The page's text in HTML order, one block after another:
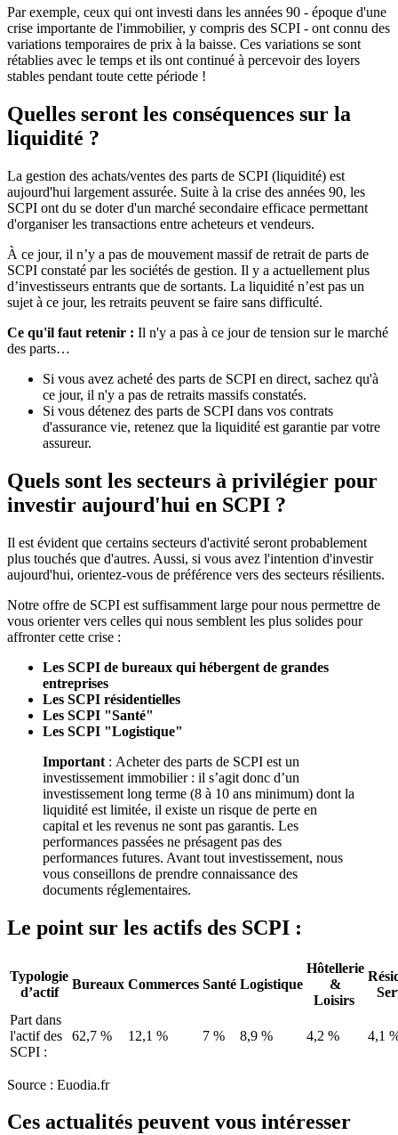
Par exemple, ceux qui ont investi dans les années 90 - époque d'une
crise importante de l'immobilier, y compris des SCPI - ont connu des
variations temporaires de prix à la baisse. Ces variations se sont
rétablies avec le temps et ils ont continué à percevoir des loyers
stables pendant toute cette période !
Quelles seront les conséquences sur la
liquidité ?
La gestion des achats/ventes des parts de SCPI (liquidité) est
aujourd'hui largement assurée. Suite à la crise des années 90, les
SCPI ont du se doter d'un marché secondaire efficace permettant
d'organiser les transactions entre acheteurs et vendeurs.
À ce jour, il n’y a pas de mouvement massif de retrait de parts de
SCPI constaté par les sociétés de gestion. Il y a actuellement plus
d’investisseurs entrants que de sortants. La liquidité n’est pas un
sujet à ce jour, les retraits peuvent se faire sans difficulté.
Ce qu'il faut retenir : Il n'y a pas à ce jour de tension sur le marché
des parts…
Si vous avez acheté des parts de SCPI en direct, sachez qu'à
ce jour, il n'y a pas de retraits massifs constatés.
Si vous détenez des parts de SCPI dans vos contrats
d'assurance vie, retenez que la liquidité est garantie par votre
assureur.
Quels sont les secteurs à privilégier pour
investir aujourd'hui en SCPI ?
Il est évident que certains secteurs d'activité seront probablement
plus touchés que d'autres. Aussi, si vous avez l'intention d'investir
aujourd'hui, orientez-vous de préférence vers des secteurs résilients.
Notre offre de SCPI est suffisamment large pour nous permettre de
vous orienter vers celles qui nous semblent les plus solides pour
affronter cette crise :
Les SCPI de bureaux qui hébergent de grandes
entreprises
Les SCPI résidentielles
Les SCPI "Santé"
Les SCPI "Logistique"
Important : Acheter des parts de SCPI est un
investissement immobilier : il s’agit donc d’un
investissement long terme (8 à 10 ans minimum) dont la
liquidité est limitée, il existe un risque de perte en
capital et les revenus ne sont pas garantis. Les
performances passées ne présagent pas des
performances futures. Avant tout investissement, nous
vous conseillons de prendre connaissance des
documents réglementaires.
Le point sur les actifs des SCPI :
Typologie
d’actif
Bureaux Commerces Santé Logistique
Hôtellerie
&
Loisirs
Part dans
l'actif des
SCPI :
62,7 % 12,1 % 7 % 8,9 % 4,2 % 4,1
Source : Euodia.fr
Ces actualités peuvent vous intéresser